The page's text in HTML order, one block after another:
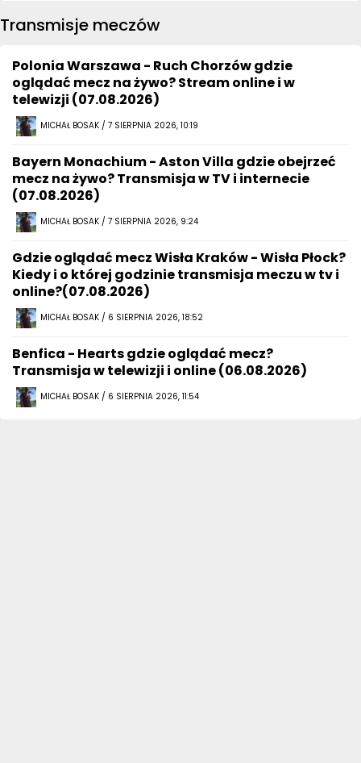
Transmisje meczów
Polonia Warszawa - Ruch Chorzów gdzie
oglądać mecz na żywo? Stream online i w
telewizji (07.08.2026)
MICHAŁ BOSAK / 7 SIERPNIA 2026, 10:19
Bayern Monachium - Aston Villa gdzie obejrzeć
mecz na żywo? Transmisja w TV i internecie
(07.08.2026)
MICHAŁ BOSAK / 7 SIERPNIA 2026, 9:24
Gdzie oglądać mecz Wisła Kraków - Wisła Płock?
Kiedy i o której godzinie transmisja meczu w tv i
online?(07.08.2026)
MICHAŁ BOSAK / 6 SIERPNIA 2026, 18:52
Benfica - Hearts gdzie oglądać mecz?
Transmisja w telewizji i online (06.08.2026)
MICHAŁ BOSAK / 6 SIERPNIA 2026, 11:54